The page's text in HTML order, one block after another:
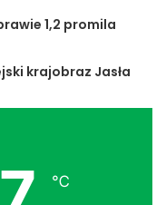
1,2 promila
krajobraz Jasła
℃